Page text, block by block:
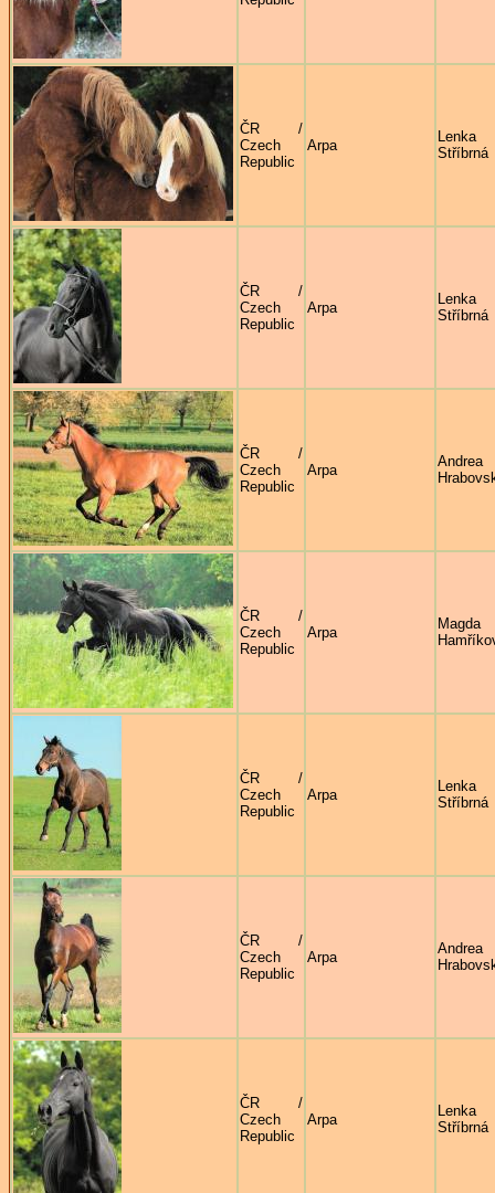
ČR /
Czech
Republic
Arpa
Lenka
Stříbrná
ČR /
Czech
Republic
Arpa
Lenka
Stříbrná
ČR /
Czech
Republic
Arpa
Andrea
ČR /
Czech
Republic
Arpa
Magda
ČR /
Czech
Republic
Arpa
Lenka
Stříbrná
ČR /
Czech
Republic
Arpa
Andrea
ČR /
Czech
Republic
Arpa
Lenka
Stříbrná